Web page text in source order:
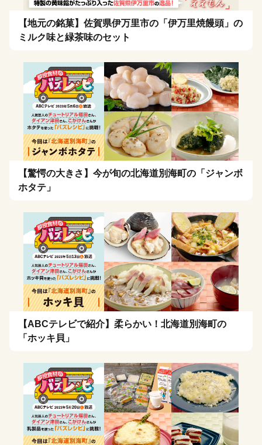
【地元の銘菓】佐賀県伊万里市の「伊万里焼饅頭」の
ミルク味と緑茶味のセット
【驚愕の大きさ】今が旬の北海道別海町の「ジャンボ
ホタテ」
【ABCテレビで紹介】柔らかい！北海道別海町の
「ホッキ貝」